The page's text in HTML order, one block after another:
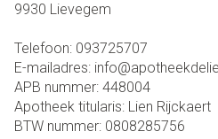
9930 Lievegem
Telefoon: 093725707
E-mailadres: info@
APB nummer: 448004
Apotheek titularis: Lien Rijckaert
BTW nummer: 0808285756